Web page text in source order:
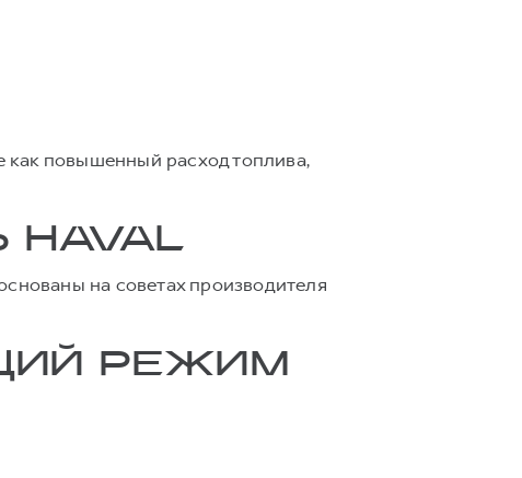
как повышенный расход топлива,
на советах производителя
РЕЖИМ